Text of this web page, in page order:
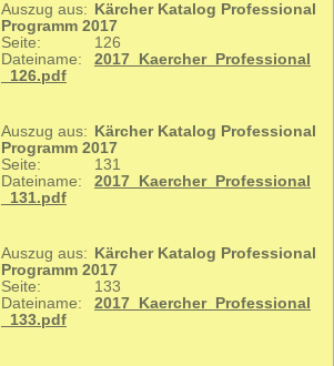
Auszug aus:
Kärcher Katalog Professional
Programm 2017
Seite:
126
Dateiname:
2017_Kaercher_Professional
_126.pdf
Auszug aus:
Kärcher Katalog Professional
Programm 2017
Seite:
131
Dateiname:
2017_Kaercher_Professional
_131.pdf
Auszug aus:
Kärcher Katalog Professional
Programm 2017
Seite:
133
Dateiname:
2017_Kaercher_Professional
_133.pdf